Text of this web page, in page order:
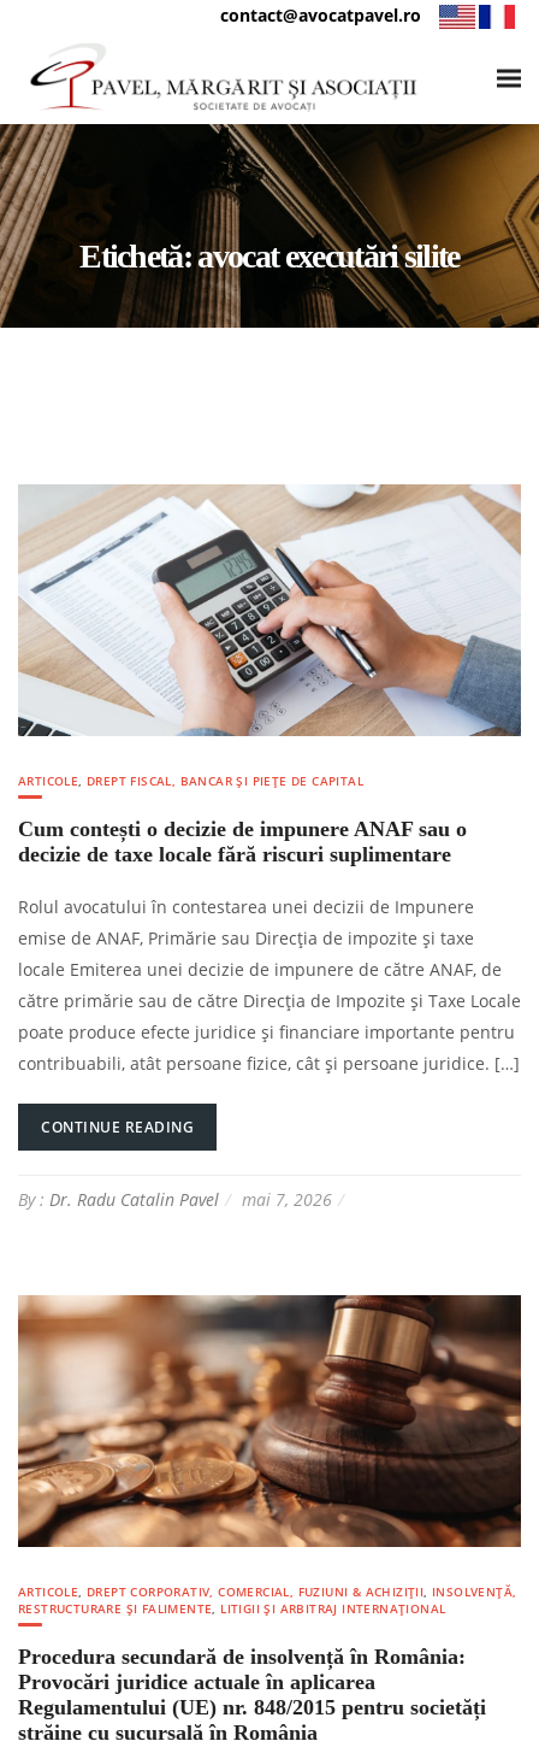
contact@avocatpavel.ro
Etichetă:avocat executări silite
ARTICOLE, DREPT FISCAL, BANCAR ȘI PIEȚE DE CAPITAL
Cum contești o decizie de impunere ANAF sau o
decizie de taxe locale fără riscuri suplimentare
Rolul avocatului în contestarea unei decizii de Impunere
emise de ANAF, Primărie sau Direcția de impozite și taxe
locale Emiterea unei decizie de impunere de către ANAF, de
către primărie sau de către Direcția de Impozite și Taxe Locale
poate produce efecte juridice și financiare importante pentru
contribuabili, atât persoane fizice, cât și persoane juridice. […]
CONTINUE READING
By : Dr. Radu Catalin Pavel mai 7, 2026
ARTICOLE, DREPT CORPORATIV, COMERCIAL, FUZIUNI & ACHIZIȚII, INSOLVENȚĂ,
RESTRUCTURARE ȘI FALIMENTE, LITIGII ȘI ARBITRAJ INTERNAȚIONAL
Procedura secundară de insolvență în România:
Provocări juridice actuale în aplicarea
Regulamentului (UE) nr. 848/2015 pentru societăți
străine cu sucursală în România